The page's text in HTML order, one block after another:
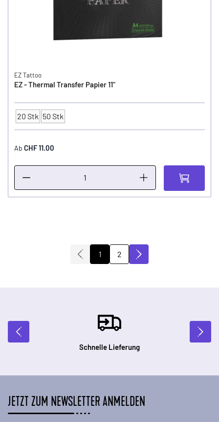
EZ Tattoo
EZ - Thermal Transfer Papier 11"
Anzahl
20 Stk 50 Stk
Ab CHF 11.00
Sie lesen gerade die Seite
1
Seite
2
Schnelle Lieferung
JETZT ZUM NEWSLETTER ANMELDEN